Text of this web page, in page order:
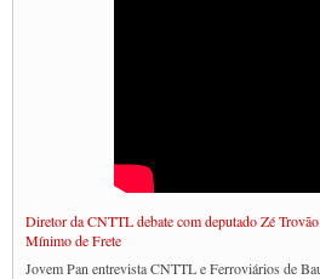
Diretor da CNTTL debate com deputado Zé
Mínimo de Frete
Jovem Pan entrevista CNTTL e Ferroviários de